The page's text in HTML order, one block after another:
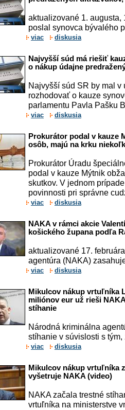
aktualizované 1.
poslal synovca bývalého
viac diskusia
Najvyšší súd má riešiť
o nákup údajne
Najvyšší súd SR by mal v
rozhodovať o kauze
parlamentu Pavla Pašku
viac diskusia
Prokurátor podal v kauze
osôb, majú na krku
Prokurátor Úradu
podal v kauze Mýtnik
skutkov. V jednom
povinnosti pri správne
viac diskusia
NAKA v rámci akcie
košického župana podľa
aktualizované 17.
agentúra (NAKA)
viac diskusia
Mikulcov nákup vrtuľníka
miliónov eur už rieši
stíhanie
Národná kriminálna
stíhanie v súvislosti s tým,
viac diskusia
Mikulcov nákup vrtuľníka
vyšetruje NAKA (video)
NAKA začala trestné
vrtuľníka na ministerstve